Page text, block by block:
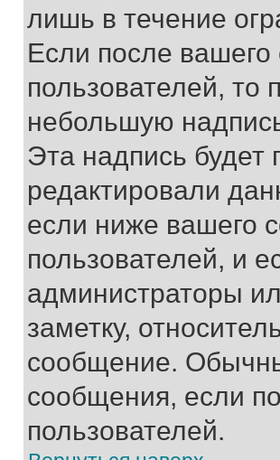
лишь в течение
Если после
пользователей, то
небольшую
Эта надпись будет
редактировали
если ниже вашего
пользователей, и
администраторы
заметку,
сообщение.
сообщения, если
пользователей.